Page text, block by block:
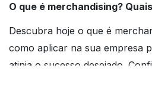
O que é merchandising?
Descubra hoje o que é
como aplicar na sua empresa
atinja o sucesso desejado.